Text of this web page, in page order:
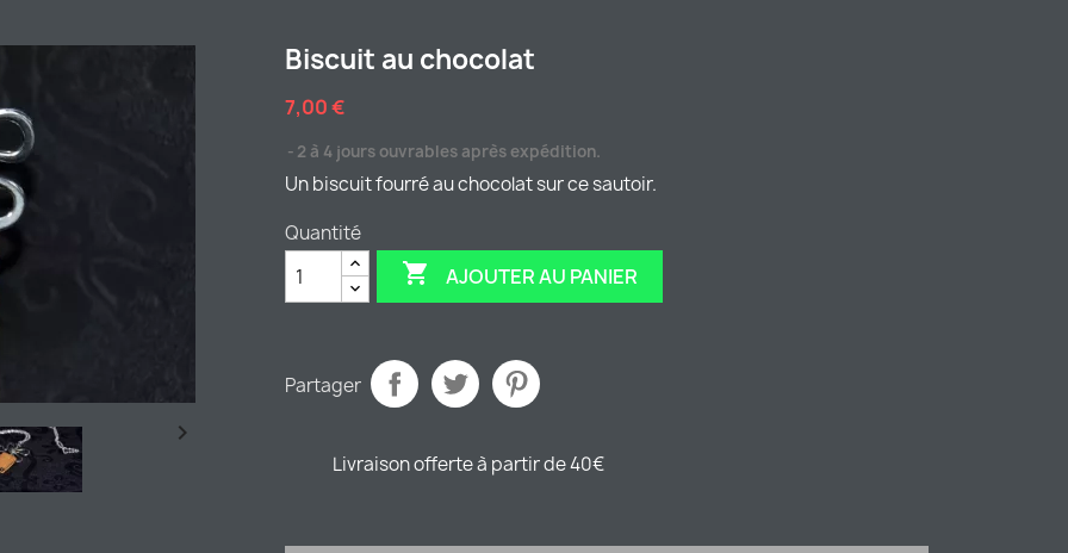

Biscuit au chocolat
7,00 €
2 à 4 jours ouvrables après expédition.
Un biscuit fourré au chocolat sur ce sautoir.
Quantité
 AJOUTER AU PANIER
Partager
Livraison offerte à partir de 40€